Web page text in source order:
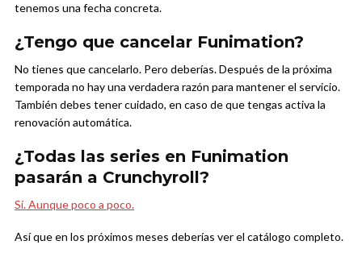
tenemos una fecha concreta.
¿Tengo que cancelar Funimation?
No tienes que cancelarlo. Pero deberías. Después de la próxima
temporada no hay una verdadera razón para mantener el servicio.
También debes tener cuidado, en caso de que tengas activa la
renovación automática.
¿Todas las series en Funimation
pasarán a Crunchyroll?
Sí. Aunque poco a poco.
Así que en los próximos meses deberías ver el catálogo completo.